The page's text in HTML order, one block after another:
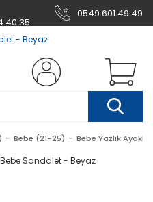
40 35
0549 601 49 49
Bebe (21-25) Bebe Yazlık